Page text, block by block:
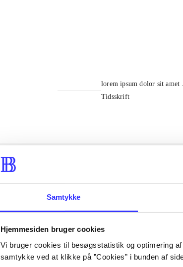
Samtykke
Hjemmesiden bruger cookies
Vi bruger cookies til besøgsstatistik og optimering
samtykke ved at klikke på ”Cookies” i bunden af
lorem ipsum dolor sit amet
Tidsskrift